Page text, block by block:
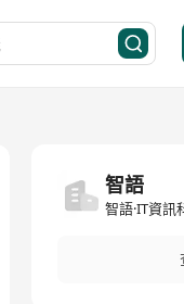
智語
智語·IT資